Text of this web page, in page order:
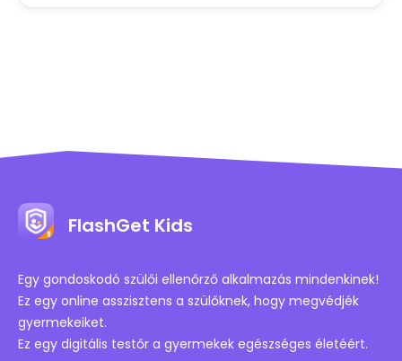
FlashGet Kids
Egy gondoskodó szülői ellenőrző alkalmazás mindenkinek!
Ez egy online asszisztens a szülőknek, hogy megvédjék
gyermekeiket.
Ez egy digitális testőr a gyermekek egészséges életéért.